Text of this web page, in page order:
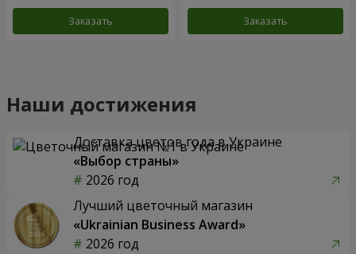
Заказать Заказать
Наши достижения
Доставка цветов года в Украине
«Выбор страны»
2026 год
Лучший цветочный магазин
«Ukrainian Business Award»
2026 год